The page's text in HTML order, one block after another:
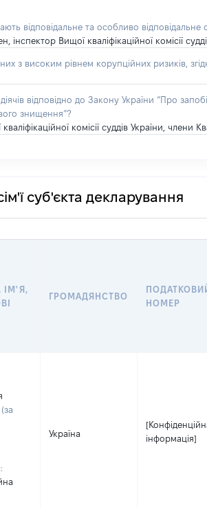
відповідальне та особливо відповідальне
Вищої кваліфікаційної комісії
з високим рівнем корупційних ризиків,
відповідно до Закону України “Про
знищення”?
комісії суддів України, члени
суб'єкта декларування
ІМ'Я,
ГРОМАДЯНСТВО
НОМЕР
Україна
інформація]